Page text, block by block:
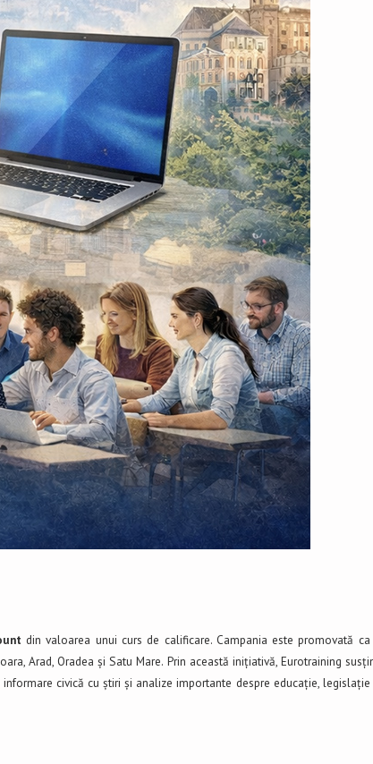
din valoarea unui curs de calificare. Campania este promovată
Arad, Oradea și Satu Mare. Prin această inițiativă, Eurotraining
civică cu știri și analize importante despre educație, legislație